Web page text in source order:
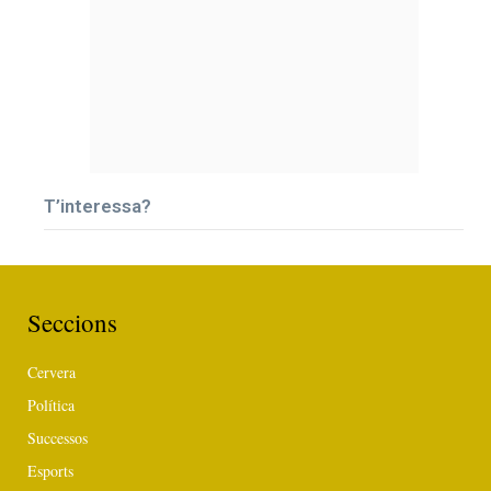
T’interessa?
Seccions
Cervera
Política
Successos
Esports